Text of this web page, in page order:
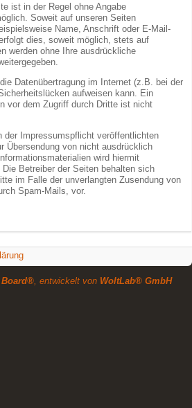
ist in der Regel ohne Angabe
Soweit auf unseren Seiten
Name, Anschrift oder E-Mail-
dies, soweit möglich, stets auf
werden ohne Ihre ausdrückliche
Datenübertragung im Internet (z.B. bei der
aufweisen kann. Ein
vor dem Zugriff durch Dritte ist nicht
der Impressumspflicht veröffentlichten
Übersendung von nicht ausdrücklich
wird hiermit
Betreiber der Seiten behalten sich
im Falle der unverlangten Zusendung von
Spam-Mails, vor.
, entwickelt von WoltLab® GmbH